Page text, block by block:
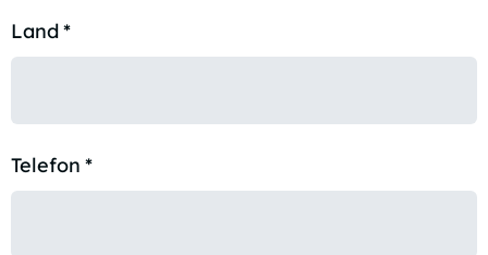
Land*
Telefon *